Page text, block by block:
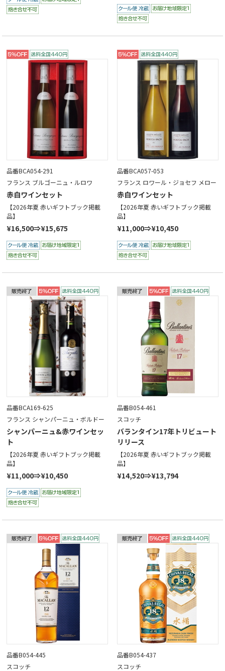
品番BCA054-291
フランス ブルゴーニュ・ルロワ
赤白ワインセット
【2026年夏 赤いギフトブック掲載
品】
¥16,500⇒¥15,675
品番BCA057-053
フランス ロワール・ジョセフ メロー
赤白ワインセット
【2026年夏 赤いギフトブック掲載
品】
¥11,000⇒¥10,450
品番BCA169-625
フランス シャンパーニュ・ボルドー
シャンパーニュ&赤ワインセッ
ト
【2026年夏 赤いギフトブック掲載
品】
¥11,000⇒¥10,450
品番B054-461
スコッチ
バランタイン17年トリビュート
リリース
【2026年夏 赤いギフトブック掲載
品】
¥14,520⇒¥13,794
品番B054-445
スコッチ
品番B054-437
スコッチ